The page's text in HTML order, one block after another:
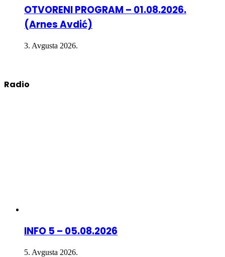
OTVORENI PROGRAM – 01.08.2026.
(Arnes Avdić)
3. Avgusta 2026.
Radio
INFO 5 – 05.08.2026
5. Avgusta 2026.